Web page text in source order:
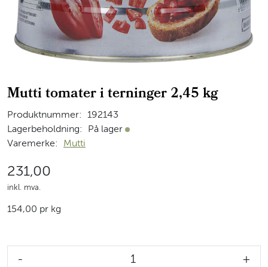
Mutti tomater i terninger 2,45 kg
Produktnummer:
192143
Lagerbeholdning:
På lager På lager
Varemerke: Mutti
231,00
inkl. mva.
154,00 pr kg
- +